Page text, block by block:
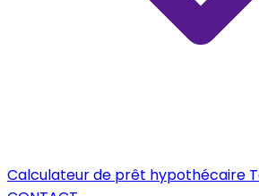
Calculateur de prêt hypothécaire